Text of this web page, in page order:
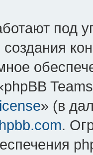
под
создания
» (в
.